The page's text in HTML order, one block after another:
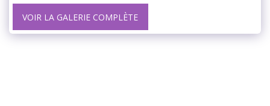
VOIR LA GALERIE COMPLÈTE